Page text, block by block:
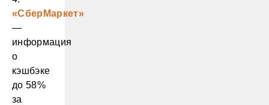
«СберМаркет»
—
информация
о
кэшбэке
до 58%
за